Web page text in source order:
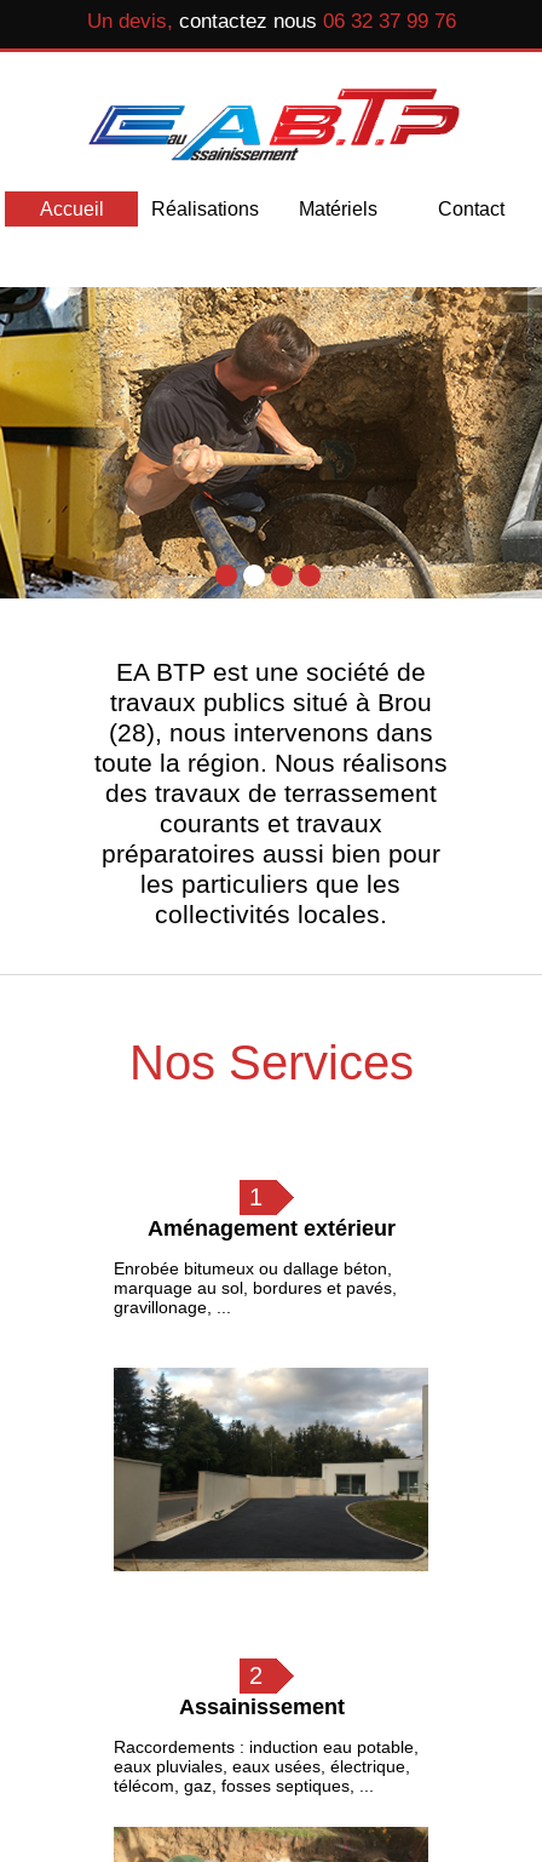
Un devis, contactez nous 06 32 37 99 76
Accueil Réalisations Matériels Contact
EA BTP est une société de
travaux publics situé à Brou
(28), nous intervenons dans
toute la région. Nous réalisons
des travaux de terrassement
courants et travaux
préparatoires aussi bien pour
les particuliers que les
collectivités locales.
Nos Services
1
Aménagement extérieur
Enrobée bitumeux ou dallage béton,
marquage au sol, bordures et pavés,
gravillonage, ...
2
Assainissement
Raccordements : induction eau potable,
eaux pluviales, eaux usées, électrique,
télécom, gaz, fosses septiques, ...